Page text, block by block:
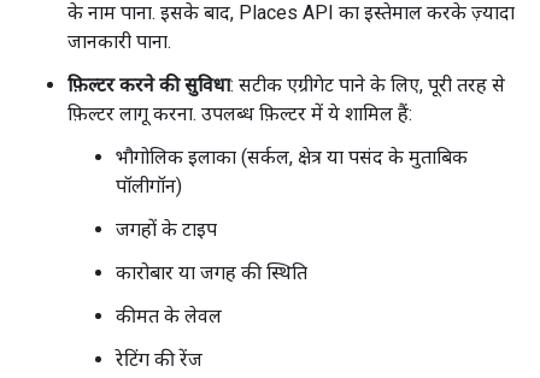
के नाम पाना. इसके बाद, Places API का इस्तेमाल करके ज़्यादा
जानकारी पाना.
फ़िल्टर करने की सुविधा: सटीक एग्रीगेट पाने के लिए, पूरी तरह से
फ़िल्टर लागू करना. उपलब्ध फ़िल्टर में ये शामिल हैं:
भौगोलिक इलाका (सर्कल, क्षेत्र या पसंद के मुताबिक
पॉलीगॉन)
जगहों के टाइप
कारोबार या जगह की स्थिति
कीमत के लेवल
रेटिंग की रेंज